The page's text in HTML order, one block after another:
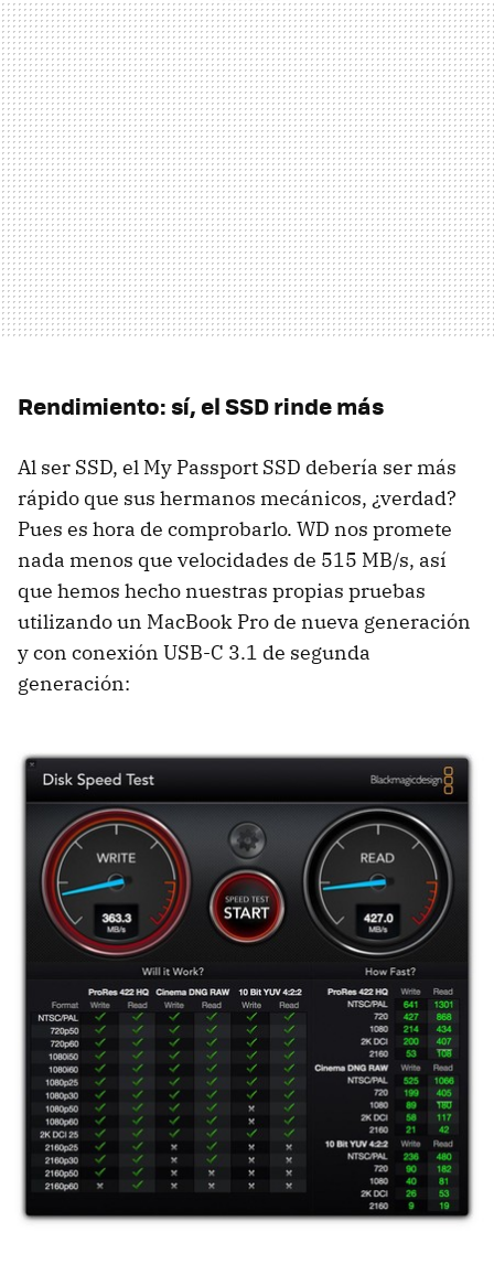
Rendimiento: sí, el SSD rinde más
Al ser SSD, el My Passport SSD debería ser más
rápido que sus hermanos mecánicos, ¿verdad?
Pues es hora de comprobarlo. WD nos promete
nada menos que velocidades de 515 MB/s, así
que hemos hecho nuestras propias pruebas
utilizando un MacBook Pro de nueva generación
y con conexión USB-C 3.1 de segunda
generación: